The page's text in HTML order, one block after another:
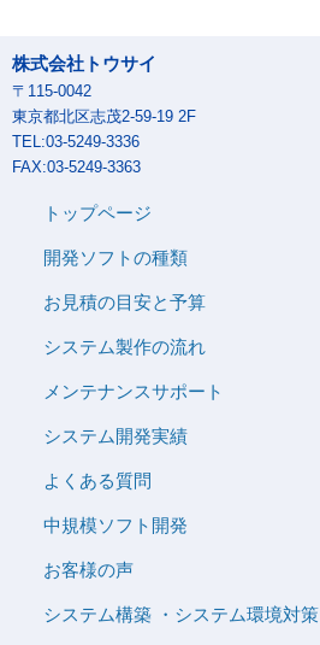
株式会社トウサイ
〒115-0042
東京都北区志茂2-59-19 2F
TEL:03-5249-3336
FAX:03-5249-3363
トップページ
開発ソフトの種類
お見積の目安と予算
システム製作の流れ
メンテナンスサポート
システム開発実績
よくある質問
中規模ソフト開発
お客様の声
システム構築 ・システム環境対策